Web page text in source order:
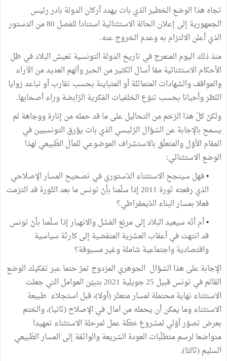
تجاه هذا الوضع الخطير الذي بات يهدد أركان الدولة بادر رئيس
الجمهورية إلى إعلان الحالة الاستثنائية استنادا للفصل 80 من الدستور
الذي أعلن الالتزام به وعدم الخروج عنه.
منذ ذلك اليوم المنعرج في تاريخ الدولة التونسية تعيش البلاد في ظل
الأحكام الاستثنائية ممّا أسال الكثير من الحبر وألهم العديد من الآراء
والمواقف والشهادات المتماثلة أو المتباينة بحسب تقارب أو تباعد زوايا
النّظر وأحيانا بحسب تنوّع الخلفيات الفكرية الرّابضة وراء أصحابها.
ولكنّ كلّ هذا الزخم من التحاليل على ما قد حمله من إنارة ووجاهة لم
يسمح بالإجابة عن السّؤال الرّئيسي الذي بات يؤرق التونسيين في
المقام الأوّل والمتعلّق بالاستشراف الموضوعي للمآل الطّبيعي لهذا
الوضع الاستثنائي:
•فهل سينجح الاستثناء الدّستوري في تصحيح المسار الإصلاحي
الذي رفعته ثورة 2011 إذا سلّمنا بأنّ تونس ما بعد الثّورة قد التزمت
فعلا بمسار البناء الدّيمقراطي؟
•أم أنّه سيعيد البلاد إلى مربّع الفشل والانهيار إذا سلّمنا بأنّ تونس
قد انتهت في أعقاب العشرية المنقضية إلى كارثة سياسية
واقتصادية واجتماعية شاملة وغير مسبوقة؟
الإجابة على هذا السّؤال الجوهري المزدوج تمرّ حتما عبر تفكيك ‏الوضع
القائم في تونس قبيل 25 جويلية 2021 بتبيّن العوامل التي جعلت
الاستثناء نهاية محتملة لمسار متعثّر (أولا)، ‏قبل استجلاء طبيعة
الاستثناء وما يمكن أن يحمله من آمال في الإصلاح (ثانيا)، والختم
بعرض تصوّر أوّلي لمشروع خطّة عمل لمرحلة الاستثناء تمهيدا
متواضعا لرسم متطلّبات العودة السّريعة والواثقة إلى المسار الطّبيعي
السليم (ثالثا).